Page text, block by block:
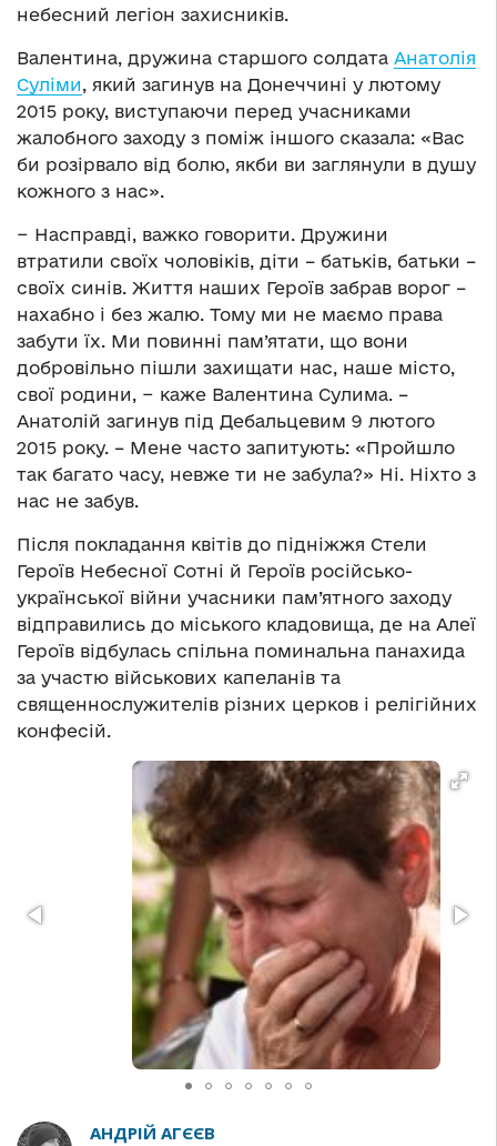
небесний легіон захисників.
Валентина, дружина старшого солдата Анатолія
Суліми, який загинув на Донеччині у лютому
2015 року, виступаючи перед учасниками
жалобного заходу з поміж іншого сказала: «Вас
би розірвало від болю, якби ви заглянули в душу
кожного з нас».
− Насправді, важко говорити. Дружини
втратили своїх чоловіків, діти – батьків, батьки –
своїх синів. Життя наших Героїв забрав ворог –
нахабно і без жалю. Тому ми не маємо права
забути їх. Ми повинні пам’ятати, що вони
добровільно пішли захищати нас, наше місто,
свої родини, − каже Валентина Сулима. –
Анатолій загинув під Дебальцевим 9 лютого
2015 року. – Мене часто запитують: «Пройшло
так багато часу, невже ти не забула?» Ні. Ніхто з
нас не забув.
Після покладання квітів до підніжжя Стели
Героїв Небесної Сотні й Героїв російсько-
української війни учасники пам’ятного заходу
відправились до міського кладовища, де на Алеї
Героїв відбулась спільна поминальна панахида
за участю військових капеланів та
священнослужителів різних церков і релігійних
конфесій.
АНДРІЙ АГЄЄВ